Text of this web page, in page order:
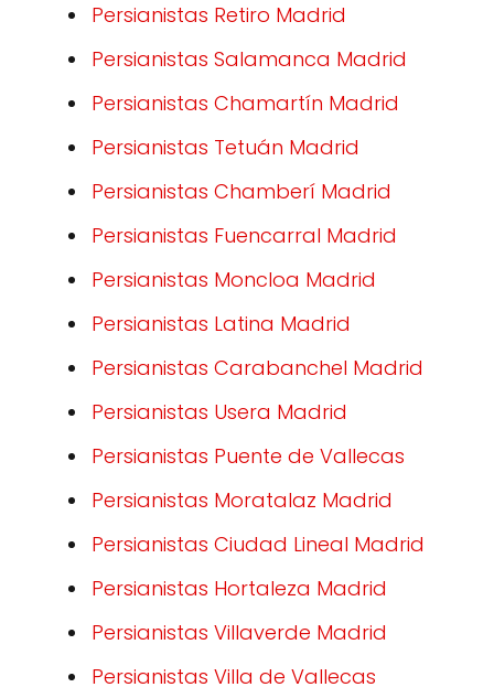
Persianistas Retiro Madrid
Persianistas Salamanca Madrid
Persianistas Chamartín Madrid
Persianistas Tetuán Madrid
Persianistas Chamberí Madrid
Persianistas Fuencarral Madrid
Persianistas Moncloa Madrid
Persianistas Latina Madrid
Persianistas Carabanchel Madrid
Persianistas Usera Madrid
Persianistas Puente de Vallecas
Persianistas Moratalaz Madrid
Persianistas Ciudad Lineal Madrid
Persianistas Hortaleza Madrid
Persianistas Villaverde Madrid
Persianistas Villa de Vallecas